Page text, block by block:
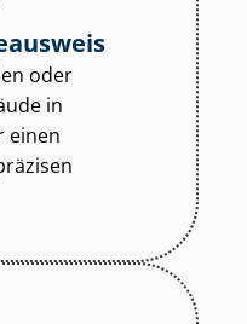
oder
in
einen